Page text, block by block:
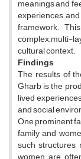
meanings and
experiences
framework.
complex, multi-
cultural context.
Findings
The results of
Gharb is the
lived
and social
One prominent
family and
such